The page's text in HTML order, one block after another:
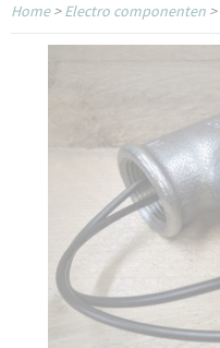
Home>Electro componenten >